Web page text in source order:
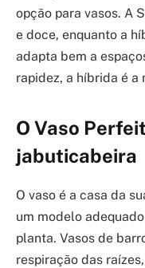
opção para vasos. A
e doce, enquanto a
adapta bem a
rapidez, a híbrida é a
O Vaso
jabuticabeira
O vaso é a casa da
um modelo
planta. Vasos de
respiração das